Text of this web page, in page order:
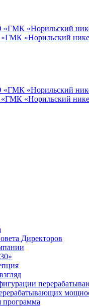
«Норильский
«Норильский
«Норильский
«Норильский
Директоров
программа